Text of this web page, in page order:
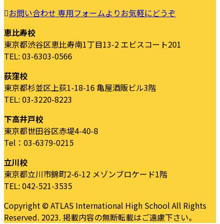
お問い合わせ 専用フォームよりお気軽にどうぞ
恵比寿校
東京都渋谷区恵比寿南1丁目13-2 エビスコート201
TEL: 03-6303-0566
荻窪校
東京都杉並区上荻1-18-16 亀屋酒販ビル3階
TEL: 03-3220-8223
下高井戸校
東京都世田谷区赤堤4-40-8
Tel：03-6379-0215
立川校
東京都立川市錦町2-6-12 メゾンブロケード1階
TEL: 042-521-3535
Copyright © ATLAS International High School All Rights
Reserved. 2023. 掲載内容の無断転載はご遠慮下さい。